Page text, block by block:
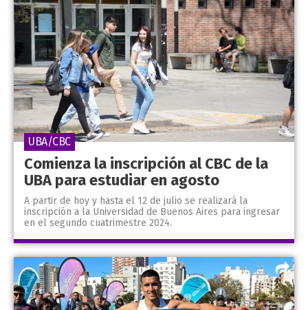
Comienza la inscripción al CBC de la
UBA para estudiar en agosto
A partir de hoy y hasta el 12 de julio se realizará la
inscripción a la Universidad de Buenos Aires para ingresar
en el segundo cuatrimestre 2024.
UBA/CBC